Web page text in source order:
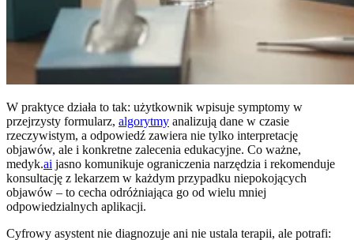
W praktyce działa to tak: użytkownik wpisuje symptomy w
przejrzysty formularz, algorytmy analizują dane w czasie
rzeczywistym, a odpowiedź zawiera nie tylko interpretację
objawów, ale i konkretne zalecenia edukacyjne. Co ważne,
medyk.ai jasno komunikuje ograniczenia narzędzia i rekomenduje
konsultację z lekarzem w każdym przypadku niepokojących
objawów – to cecha odróżniająca go od wielu mniej
odpowiedzialnych aplikacji.
Cyfrowy asystent nie diagnozuje ani nie ustala terapii, ale potrafi: